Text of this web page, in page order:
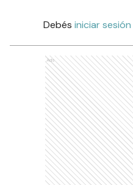
Debés iniciar sesión
Ads